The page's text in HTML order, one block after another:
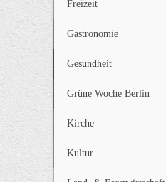
Freizeit
Gastronomie
Gesundheit
Grüne Woche Berlin
Kirche
Kultur